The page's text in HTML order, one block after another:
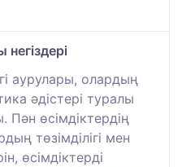
аурулары, олардың
әдістері туралы
Пән өсімдіктердің
төзімділігі мен
өсімдіктерді